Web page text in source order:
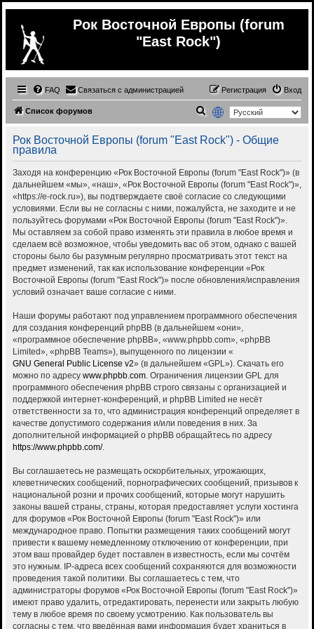
Рок Восточной Европы (forum
"East Rock")
FAQ Связаться с администрацией Вход
Регистрация
Список форумов
и
с
к
Рок Восточной Европы (forum "East Rock") - Общие
правила
Заходя на конференцию «Рок Восточной Европы (forum "East Rock")» (в
дальнейшем «мы», «наш», «Рок Восточной Европы (forum "East Rock")»,
«https://e-rock.ru»), вы подтверждаете своё согласие со следующими
условиями. Если вы не согласны с ними, пожалуйста, не заходите и не
пользуйтесь форумами «Рок Восточной Европы (forum "East Rock")».
Мы оставляем за собой право изменять эти правила в любое время и
сделаем всё возможное, чтобы уведомить вас об этом, однако с вашей
стороны было бы разумным регулярно просматривать этот текст на
предмет изменений, так как использование конференции «Рок
Восточной Европы (forum "East Rock")» после обновления/исправления
условий означает ваше согласие с ними.
Наши форумы работают под управлением программного обеспечения
для создания конференций phpBB (в дальнейшем «они»,
«программное обеспечение phpBB», «www.phpbb.com», «phpBB
Limited», «phpBB Teams»), выпущенного по лицензии «
GNU General Public License v2» (в дальнейшем «GPL»). Скачать его
можно по адресу www.phpbb.com. Ограничения лицензии GPL для
программного обеспечения phpBB строго связаны с организацией и
поддержкой интернет-конференций, и phpBB Limited не несёт
ответственности за то, что администрация конференций определяет в
качестве допустимого содержания и/или поведения в них. За
дополнительной информацией о phpBB обращайтесь по адресу
https://www.phpbb.com/.
Вы соглашаетесь не размещать оскорбительных, угрожающих,
клеветнических сообщений, порнографических сообщений, призывов к
национальной розни и прочих сообщений, которые могут нарушить
законы вашей страны, страны, которая предоставляет услуги хостинга
для форумов «Рок Восточной Европы (forum "East Rock")» или
международное право. Попытки размещения таких сообщений могут
привести к вашему немедленному отключению от конференции, при
этом ваш провайдер будет поставлен в известность, если мы сочтём
это нужным. IP-адреса всех сообщений сохраняются для возможности
проведения такой политики. Вы соглашаетесь с тем, что
администраторы форумов «Рок Восточной Европы (forum "East Rock")»
имеют право удалить, отредактировать, перенести или закрыть любую
тему в любое время по своему усмотрению. Как пользователь вы
согласны с тем, что введённая вами информация будет храниться в